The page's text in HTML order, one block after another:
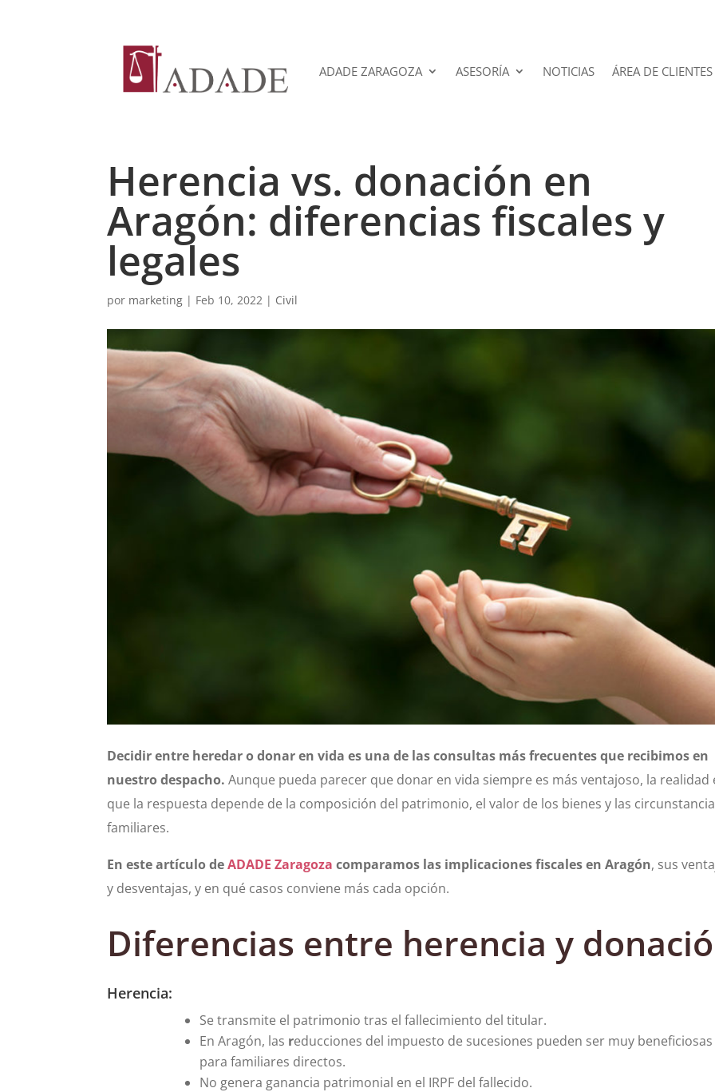
ADADE ZARAGOZA ASESORÍA NOTICIAS ÁREA DE CLIENTES
Herencia vs. donación en
Aragón: diferencias fiscales y
legales
por marketing | Feb 10, 2022 | Civil
Decidir entre heredar o donar en vida es una de las consultas más frecuentes que recibimos en
nuestro despacho. Aunque pueda parecer que donar en vida siempre es más ventajoso, la realidad
que la respuesta depende de la composición del patrimonio, el valor de los bienes y las
familiares.
En este artículo deADADE Zaragoza comparamos las implicaciones fiscales en Aragón, sus
y desventajas, y en qué casos conviene más cada opción.
Diferencias entre herencia y
Herencia:
Se transmite el patrimonio tras el fallecimiento del titular.
En Aragón, las reducciones del impuesto de sucesiones pueden ser muy beneficiosas
para familiares directos.
No genera ganancia patrimonial en el IRPF del fallecido.